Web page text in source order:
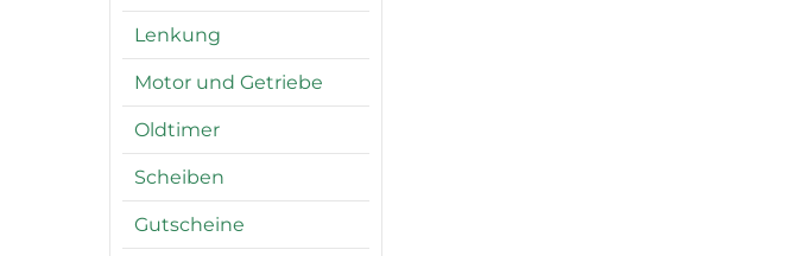
Lenkung
Motor und Getriebe
Oldtimer
Scheiben
Gutscheine